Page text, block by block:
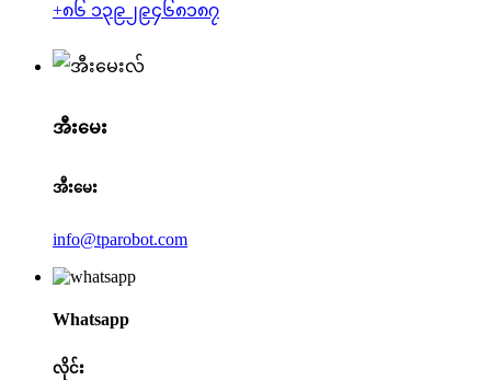
+၈၆ ၁၃၉၂၉၄၆၈၁၈၇
အီးမေး
အီးမေး
info@tparobot.com
Whatsapp
လိုင်း